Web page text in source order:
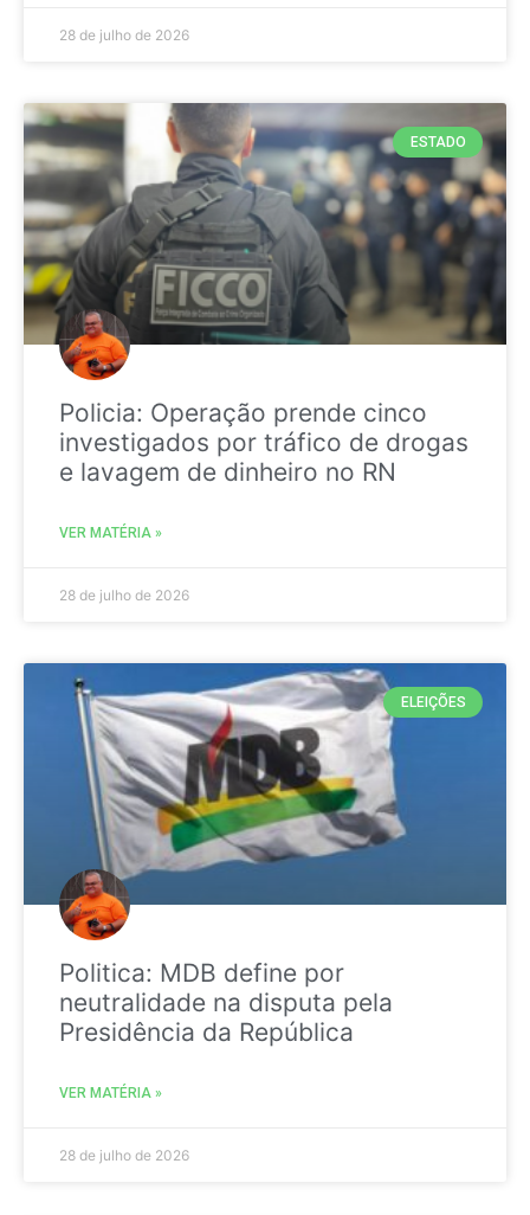
28 de julho de 2026
ESTADO
Policia: Operação prende cinco
investigados por tráfico de drogas
e lavagem de dinheiro no RN
VER MATÉRIA »
28 de julho de 2026
ELEIÇÕES
Politica: MDB define por
neutralidade na disputa pela
Presidência da República
VER MATÉRIA »
28 de julho de 2026